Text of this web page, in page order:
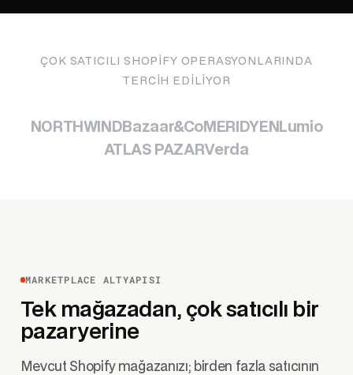
ÇOK SATICILI SHOPIFY OPERASYONLARINDA
TERCIH EDILIYOR
NORTHWIND Bazaar&Co MERIDYEN Lumio
ATLAS PAZARVerda
MARKETPLACE ALTYAPISI
Tek mağazadan, çok satıcılı bir
pazaryerine
Mevcut Shopify mağazanızı; birden fazla satıcının